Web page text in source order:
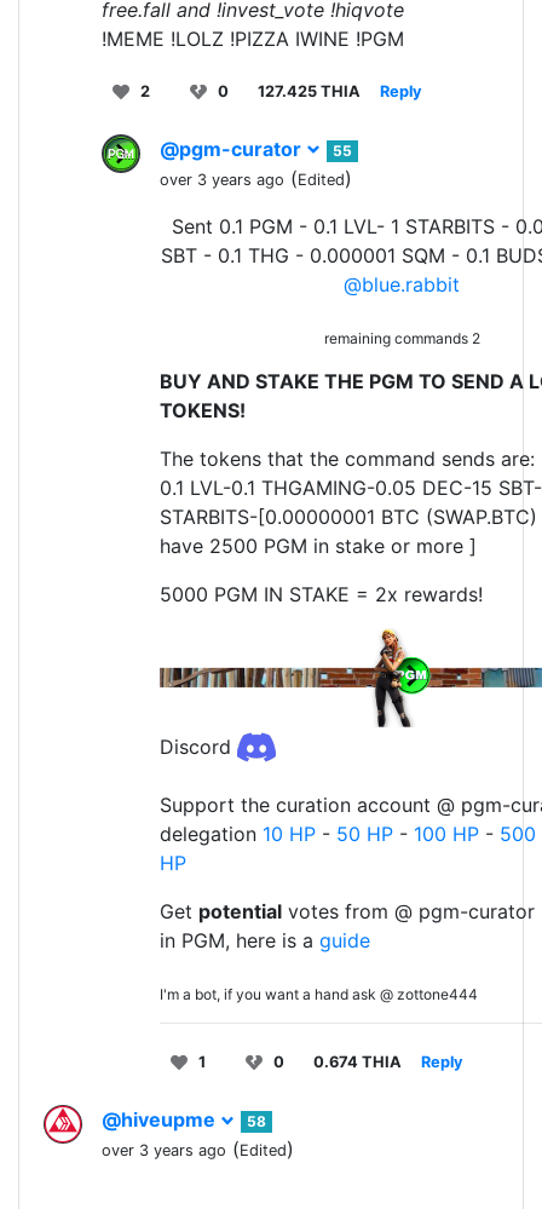
free.fall and !invest_vote !hiqvote
!MEME !LOLZ !PIZZA IWINE !PGM
2 0 127.425 THIA Reply
@pgm-curator
55
over 3 years ago (Edited)
Sent 0.1 PGM - 0.1 LVL- 1 STARBITS -
SBT - 0.1 THG - 0.000001 SQM - 0.1
@blue.rabbit
remaining commands 2
BUY AND STAKE THE PGM TO SEND A
TOKENS!
The tokens that the command sends are:
0.1 LVL-0.1 THGAMING-0.05 DEC-15
STARBITS-[0.00000001 BTC
have 2500 PGM in stake or more ]
5000 PGM IN STAKE = 2x rewards!
Discord
Support the curation account @ pgm-
delegation 10 HP - 50 HP - 100 HP - 500
HP
Get potential votes from @ pgm-curator
in PGM, here is a guide
I'm a bot, if you want a hand ask @ zottone444
1 0 0.674 THIA Reply
@hiveupme
58
over 3 years ago (Edited)